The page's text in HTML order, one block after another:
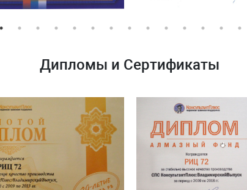
Дипломы и Сертификаты